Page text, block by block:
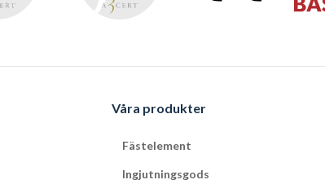
Våra produkter
Fästelement
Ingjutningsgods